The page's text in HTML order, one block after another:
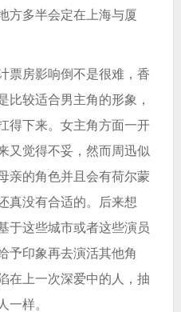
方多半会定在上海与厦
票房影响倒不是很难，香
比较适合男主角的形象，
得下来。女主角方面一开
又觉得不妥，然而周迅似
亲的角色并且会有荷尔蒙
真没有合适的。后来想
于这些城市或者这些演员
予印象再去演活其他角
在上一次深爱中的人，抽
一样。